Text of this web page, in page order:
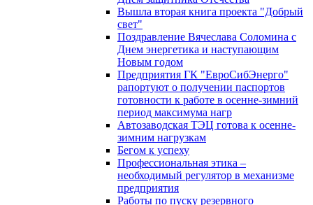
Вышла вторая книга проекта "Добрый
свет"
Поздравление Вячеслава Соломина с
Днем энергетика и наступающим
Новым годом
Предприятия ГК "ЕвроСибЭнерго"
рапортуют о получении паспортов
готовности к работе в осенне-зимний
период максимума нагр
Автозаводская ТЭЦ готова к осенне-
зимним нагрузкам
Бегом к успеху
Профессиональная этика –
необходимый регулятор в механизме
предприятия
Работы по пуску резервного